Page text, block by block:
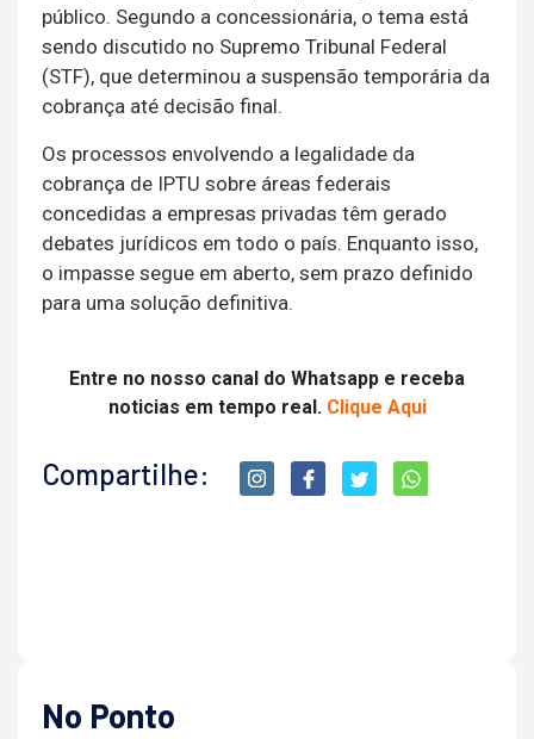
público. Segundo a concessionária, o tema está
sendo discutido no Supremo Tribunal Federal
(STF), que determinou a suspensão temporária da
cobrança até decisão final.
Os processos envolvendo a legalidade da
cobrança de IPTU sobre áreas federais
concedidas a empresas privadas têm gerado
debates jurídicos em todo o país. Enquanto isso,
o impasse segue em aberto, sem prazo definido
para uma solução definitiva.
Entre no nosso canal do Whatsapp e receba
noticias em tempo real. Clique Aqui
Compartilhe:
No Ponto